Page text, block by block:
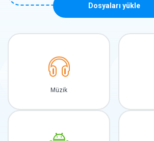
Dosyaları yükle
Müzik